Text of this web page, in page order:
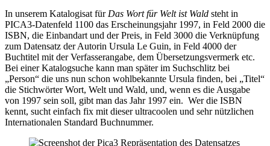
In unserem Katalogisat für Das Wort für Welt ist Wald steht in
PICA3-Datenfeld 1100 das Erscheinungsjahr 1997, in Feld 2000 die
ISBN, die Einbandart und der Preis, in Feld 3000 die Verknüpfung
zum Datensatz der Autorin Ursula Le Guin, in Feld 4000 der
Buchtitel mit der Verfasserangabe, dem Übersetzungsvermerk etc.
Bei einer Katalogsuche kann man später im Suchschlitz bei
„Person“ die uns nun schon wohlbekannte Ursula finden, bei „Titel“
die Stichwörter Wort, Welt und Wald, und, wenn es die Ausgabe
von 1997 sein soll, gibt man das Jahr 1997 ein. Wer die ISBN
kennt, sucht einfach fix mit dieser ultracoolen und sehr nützlichen
Internationalen Standard Buchnummer.